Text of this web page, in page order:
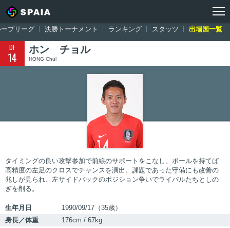
トップ ワールドカップ ロシア大会 ホン チョ
プリーグ 決勝トーナメント ランキング スタッツ 出場国一覧
DF
14
ホン チョル
HONG Chul
タイミングの良い攻撃参加で前線のサポートをこなし、ボールを持てば
高精度の左足のクロスでチャンスを演出。課題であった守備にも改善の
兆しが見られ、左サイドバックのポジション争いでライバルたちとしの
ぎを削る。
生年月日
1990/09/17（35歳）
身長／体重
176cm / 67kg